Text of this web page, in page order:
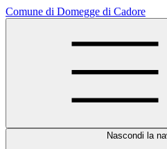
Comune di Domegge di Cadore
Nascondi la